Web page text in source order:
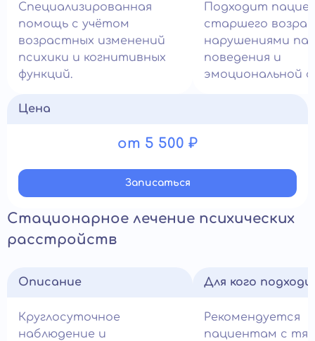
Специализированная
помощь с учётом
возрастных изменений
психики и когнитивных
функций.
Подходит
старшего
нарушениями
поведения и
эмоциональной
Цена
от 5 500 ₽
Записатьcя
Стационарное лечение психических
расстройств
Описание
Круглосуточное
наблюдение и
Для кого
Рекомендуется
пациентам с